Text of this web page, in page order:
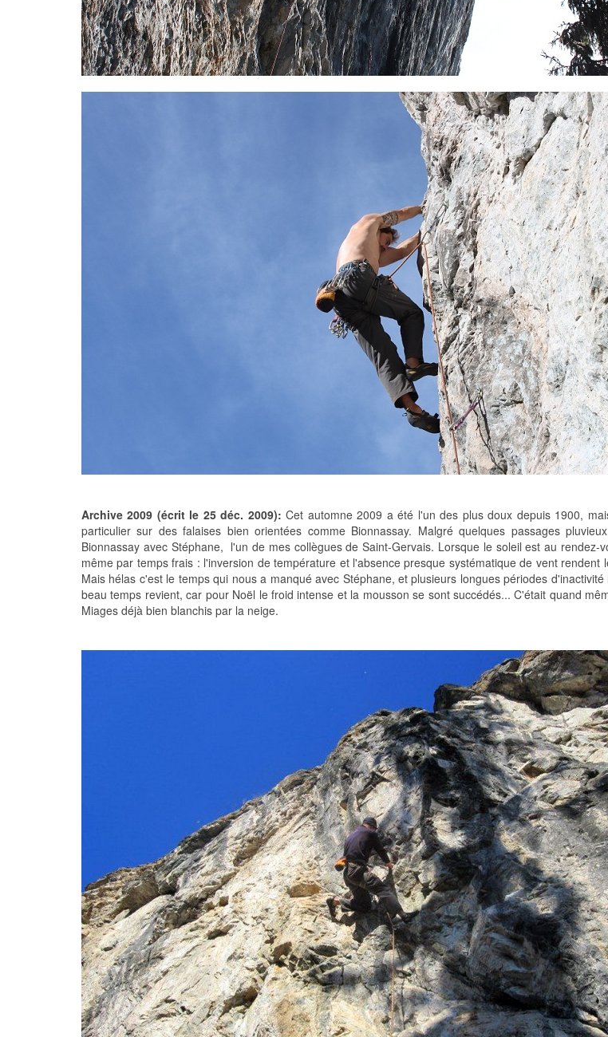
Archive 2009 (écrit le 25 déc. 2009): Cet automne 2009 a été l'un des plus doux depuis 1900,
particulier sur des falaises bien orientées comme Bionnassay. Malgré quelques passages
Bionnassay avec Stéphane, l'un de mes collègues de Saint-Gervais. Lorsque le soleil est au
même par temps frais : l'inversion de température et l'absence presque systématique de vent
Mais hélas c'est le temps qui nous a manqué avec Stéphane, et plusieurs longues périodes
beau temps revient, car pour Noël le froid intense et la mousson se sont succédés... C'était quand
Miages déjà bien blanchis par la neige.